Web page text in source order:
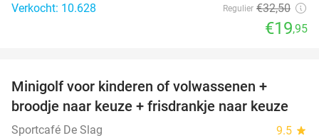
Verkocht: 10.628
Regulier €32,50
€19,95
Minigolf voor kinderen of volwassenen +
broodje naar keuze + frisdrankje naar keuze
Sportcafé De Slag 9.5 star